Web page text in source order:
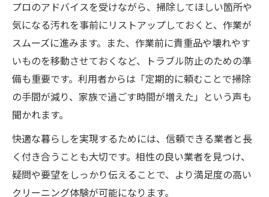
プロのアドバイスを受けながら、掃除してほしい箇所や
気になる汚れを事前にリストアップしておくと、作業が
スムーズに進みます。また、作業前に貴重品や壊れやす
いものを移動させておくなど、トラブル防止のための準
備も重要です。利用者からは「定期的に頼むことで掃除
の手間が減り、家族で過ごす時間が増えた」という声も
聞かれます。
快適な暮らしを実現するためには、信頼できる業者と長
く付き合うことも大切です。相性の良い業者を見つけ、
疑問や要望をしっかり伝えることで、より満足度の高い
クリーニング体験が可能になります。